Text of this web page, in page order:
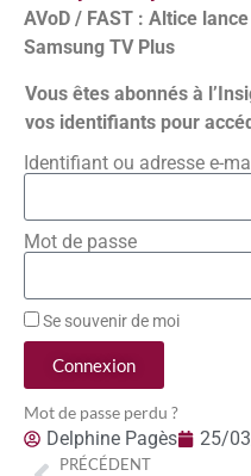
AVoD / FAST : Altice
Samsung TV Plus
Vous êtes abonnés à
vos identifiants pour
Identifiant ou adresse e-
Mot de passe
Se souvenir de moi
Connexion
Mot de passe perdu ?
Delphine Pagès 25/
PRÉCÉDENT